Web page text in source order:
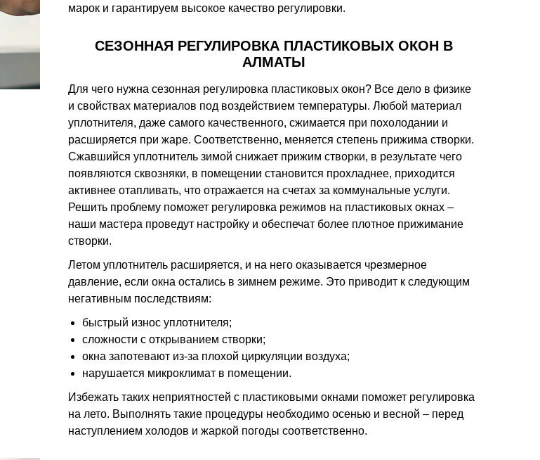
марок и гарантируем высокое качество регулировки.
СЕЗОННАЯ РЕГУЛИРОВКА ПЛАСТИКОВЫХ ОКОН В
АЛМАТЫ
Для чего нужна сезонная регулировка пластиковых окон? Все дело в физике
и свойствах материалов под воздействием температуры. Любой материал
уплотнителя, даже самого качественного, сжимается при похолодании и
расширяется при жаре. Соответственно, меняется степень прижима створки.
Сжавшийся уплотнитель зимой снижает прижим створки, в результате чего
появляются сквозняки, в помещении становится прохладнее, приходится
активнее отапливать, что отражается на счетах за коммунальные услуги.
Решить проблему поможет регулировка режимов на пластиковых окнах –
наши мастера проведут настройку и обеспечат более плотное прижимание
створки.
Летом уплотнитель расширяется, и на него оказывается чрезмерное
давление, если окна остались в зимнем режиме. Это приводит к следующим
негативным последствиям:
быстрый износ уплотнителя;
сложности с открыванием створки;
окна запотевают из-за плохой циркуляции воздуха;
нарушается микроклимат в помещении.
Избежать таких неприятностей с пластиковыми окнами поможет регулировка
на лето. Выполнять такие процедуры необходимо осенью и весной – перед
наступлением холодов и жаркой погоды соответственно.